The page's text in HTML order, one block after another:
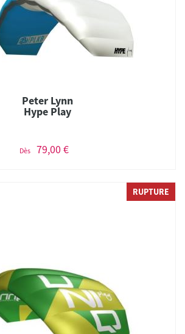
Peter Lynn
Hype Play
Dès 79,00 €
RUPTURE